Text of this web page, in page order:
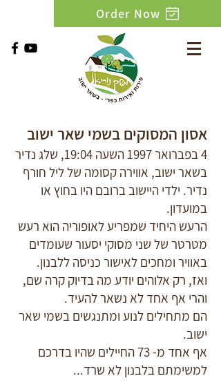
Order Now
אסון המסוקים בשמי שאר ישוב
4 בפברואר 1997 השעה 19:04, שלג נדיר
בשאר ישוב, אווירה קסומה של ליל חורף
נדיר. ילדי היישוב ברובם היו בחוץ או
במועדון.
הרעש היחיד שמפריע לאופוריה הוא רעש
מטרטר של שני מסוקי יסעור שעומדים
באוויר ומחכים לאישור כניסה ללבנון.
ואז, רק אלוהים יודע מה בדיוק קרה שם,
והרי אף אחד לא נשאר להעיד.
הם מתחילים לנוע ומתנגשים בשמי שאר
ישוב.
אף אחד מ- 73 החיילים שהיו בדרכם
למשימתם בלבנון לא שרד...